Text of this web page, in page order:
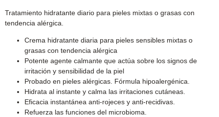
Tratamiento hidratante diario para pieles mixtas o grasas con
tendencia alérgica.
Crema hidratante diaria para pieles sensibles mixtas o
grasas con tendencia alérgica
Potente agente calmante que actúa sobre los signos de
irritación y sensibilidad de la piel
Probado en pieles alérgicas. Fórmula hipoalergénica.
Hidrata al instante y calma las irritaciones cutáneas.
Eficacia instantánea anti-rojeces y anti-recidivas.
Refuerza las funciones del microbioma.